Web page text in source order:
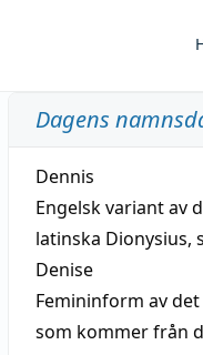
Dagens
Dennis
Engelsk variant av
latinska Dionysius,
Denise
Femininform av
som kommer från